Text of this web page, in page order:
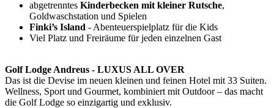
abgetrenntes Kinderbecken mit kleiner Rutsche,
Goldwaschstation und Spielen
Finki’s Island - Abenteuerspielplatz für die Kids
Viel Platz und Freiräume für jeden einzelnen Gast
Golf Lodge Andreus - LUXUS ALL OVER
Das ist die Devise im neuen kleinen und feinen Hotel mit 33 Suiten.
Wellness, Sport und Gourmet, kombiniert mit Outdoor – das macht
die Golf Lodge so einzigartig und exklusiv.